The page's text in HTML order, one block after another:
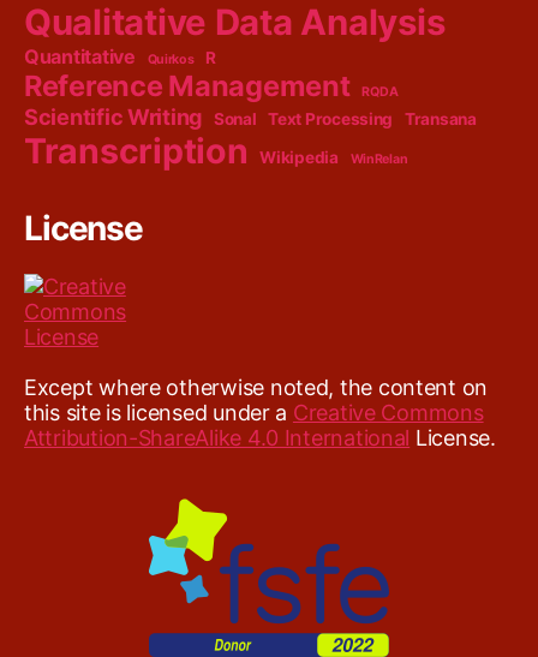
Qualitative Data Analysis
Quantitative Quirkos R
Reference Management RQDA
Scientific Writing Sonal Text Processing Transana
Transcription Wikipedia WinRelan
License
Except where otherwise noted, the content on
this site is licensed under a Creative Commons
Attribution-ShareAlike 4.0 International License.